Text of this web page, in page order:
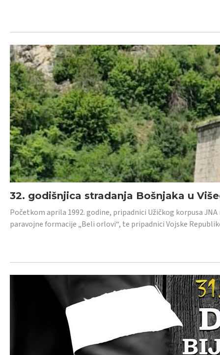
32. godišnjica stradanja Bošnjaka u
Početkom aprila 1992. godine, pripadnici Užičkog korpusa
paravojne formacije „Beli orlovi“, te pripadnici Vojske